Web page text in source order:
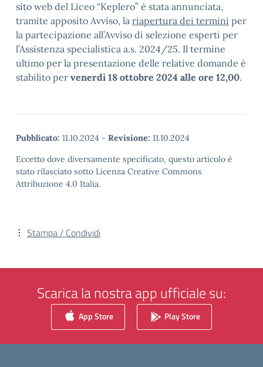
sito web del Liceo “Keplero” è stata annunciata,
tramite apposito Avviso, la riapertura dei termini per
la partecipazione all’Avviso di selezione esperti per
l’Assistenza specialistica a.s. 2024/25. Il termine
ultimo per la presentazione delle relative domande è
stabilito per venerdì 18 ottobre 2024 alle ore 12,00.
Pubblicato: 11.10.2024 - Revisione: 11.10.2024
Eccetto dove diversamente specificato, questo articolo è
stato rilasciato sotto Licenza Creative Commons
Attribuzione 4.0 Italia.
Stampa / Condividi
Scarica la nostra app ufficiale su:
App Store Play Store